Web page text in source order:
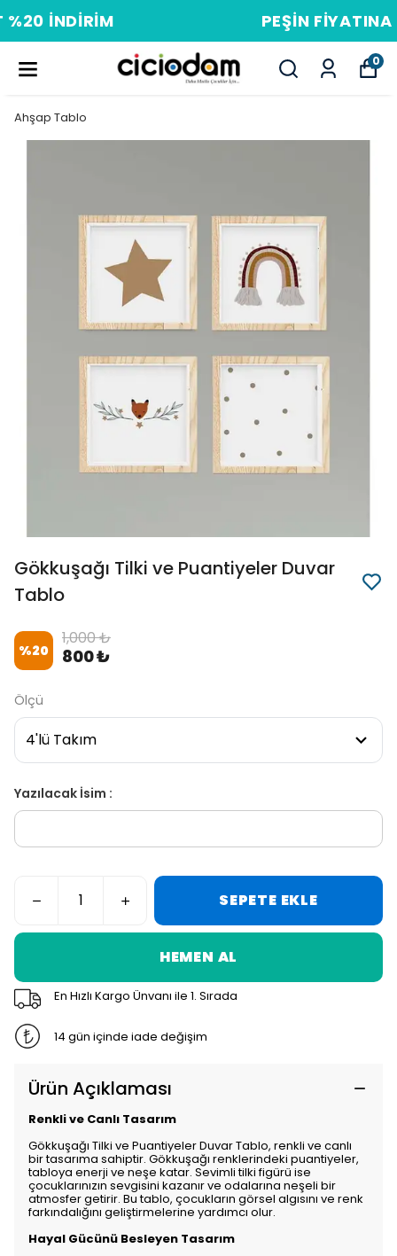
PEŞIN FIYATINA 3 TAKSIT
0
Ahşap Tablo
Gökkuşağı Tilki ve Puantiyeler Duvar
Tablo
%20
1,000 ₺
800 ₺
Ölçü
Yazılacak İsim :
SEPETE EKLE
HEMEN AL
En Hızlı Kargo Ünvanı ile 1. Sırada
14 gün içinde iade değişim
Ürün Açıklaması
Renkli ve Canlı Tasarım
Gökkuşağı Tilki ve Puantiyeler Duvar Tablo, renkli ve canlı
bir tasarıma sahiptir. Gökkuşağı renklerindeki puantiyeler,
tabloya enerji ve neşe katar. Sevimli tilki figürü ise
çocuklarınızın sevgisini kazanır ve odalarına neşeli bir
atmosfer getirir. Bu tablo, çocukların görsel algısını ve renk
farkındalığını geliştirmelerine yardımcı olur.
Hayal Gücünü Besleyen Tasarım